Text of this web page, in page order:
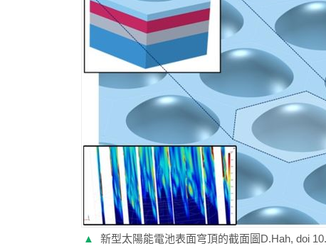
▲ 新型太陽能電池表面穹頂的截面圖D.Hah, doi